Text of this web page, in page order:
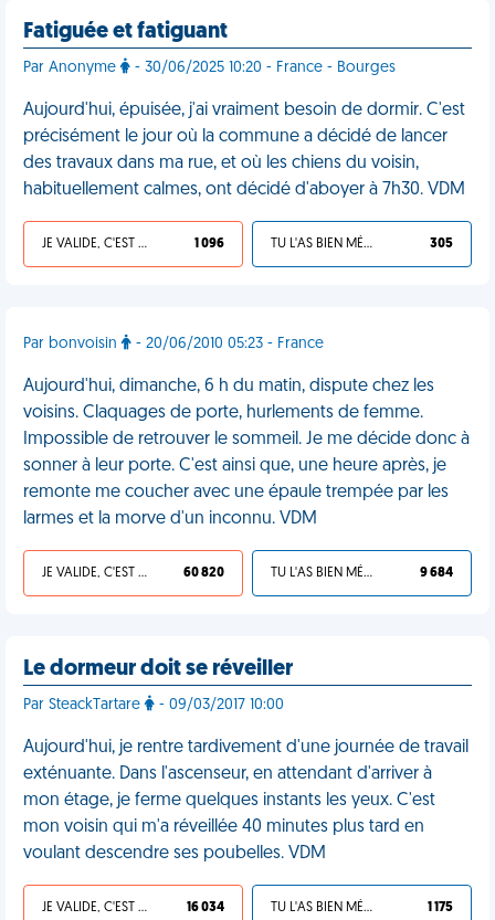
Fatiguée et fatiguant
Par Anonyme - 30/06/2025 10:20 - France - Bourges
Aujourd'hui, épuisée, j'ai vraiment besoin de dormir. C'est
précisément le jour où la commune a décidé de lancer
des travaux dans ma rue, et où les chiens du voisin,
habituellement calmes, ont décidé d'aboyer à 7h30. VDM
JE VALIDE, C'EST UNE VDM 1 096 TU L'AS BIEN MÉRITÉ 305
Par bonvoisin - 20/06/2010 05:23 - France
Aujourd'hui, dimanche, 6 h du matin, dispute chez les
voisins. Claquages de porte, hurlements de femme.
Impossible de retrouver le sommeil. Je me décide donc à
sonner à leur porte. C'est ainsi que, une heure après, je
remonte me coucher avec une épaule trempée par les
larmes et la morve d'un inconnu. VDM
JE VALIDE, C'EST UNE VDM 60 820 TU L'AS BIEN MÉRITÉ 9 684
Le dormeur doit se réveiller
Par SteackTartare - 09/03/2017 10:00
Aujourd'hui, je rentre tardivement d'une journée de travail
exténuante. Dans l'ascenseur, en attendant d'arriver à
mon étage, je ferme quelques instants les yeux. C'est
mon voisin qui m'a réveillée 40 minutes plus tard en
voulant descendre ses poubelles. VDM
JE VALIDE, C'EST UNE VDM 16 034 TU L'AS BIEN MÉRITÉ 1 175